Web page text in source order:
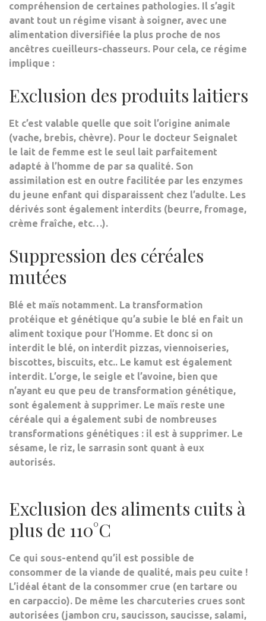
compréhension de certaines pathologies. Il s’agit
avant tout un régime visant à soigner, avec une
alimentation diversifiée la plus proche de nos
ancêtres cueilleurs-chasseurs. Pour cela, ce régime
implique :
Exclusion des produits laitiers
Et c’est valable quelle que soit l’origine animale
(vache, brebis, chèvre). Pour le docteur Seignalet
le lait de femme est le seul lait parfaitement
adapté à l’homme de par sa qualité. Son
assimilation est en outre facilitée par les enzymes
du jeune enfant qui disparaissent chez l’adulte. Les
dérivés sont également interdits (beurre, fromage,
crème fraîche, etc…).
Suppression des céréales
mutées
Blé et maïs notamment. La transformation
protéique et génétique qu’a subie le blé en fait un
aliment toxique pour l’Homme. Et donc si on
interdit le blé, on interdit pizzas, viennoiseries,
biscottes, biscuits, etc.. Le kamut est également
interdit. L’orge, le seigle et l’avoine, bien que
n’ayant eu que peu de transformation génétique,
sont également à supprimer. Le maïs reste une
céréale qui a également subi de nombreuses
transformations génétiques : il est à supprimer. Le
sésame, le riz, le sarrasin sont quant à eux
autorisés.
Exclusion des aliments cuits à
plus de 110°C
Ce qui sous-entend qu’il est possible de
consommer de la viande de qualité, mais peu cuite !
L’idéal étant de la consommer crue (en tartare ou
en carpaccio). De même les charcuteries crues sont
autorisées (jambon cru, saucisson, saucisse, salami,